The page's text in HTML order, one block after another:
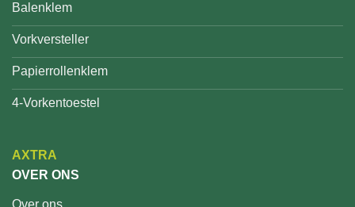
Balenklem
Vorkversteller
Papierrollenklem
4-Vorkentoestel
AXTRA
OVER ONS